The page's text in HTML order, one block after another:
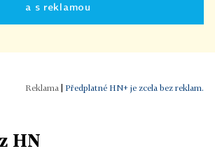
a s reklamou
Předplatné HN+ je zcela bez reklam.
HN